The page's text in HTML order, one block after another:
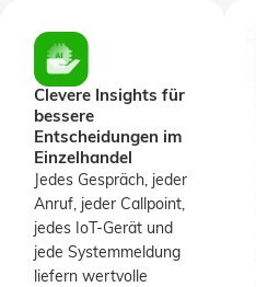
Clevere Insights für
bessere
Entscheidungen im
Einzelhandel
Jedes Gespräch, jeder
Anruf, jeder Callpoint,
jedes IoT-Gerät und
jede Systemmeldung
liefern wertvolle